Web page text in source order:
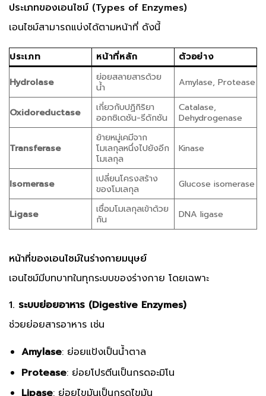
ประเภทของเอนไซม์ (Types of Enzymes)
เอนไซม์สามารถแบ่งได้ตามหน้าที่ ดังนี้
ประเภท หน้าที่หลัก
ตัวอย่าง
Hydrolase
ย่อยสลายสารด้วย
น้ำ
Amylase, Protease
Oxidoreductase
เกี่ยวกับปฏิกิริยา
ออกซิเดชัน-รีดักชัน
Catalase,
Dehydrogenase
Transferase
ย้ายหมู่เคมีจาก
โมเลกุลหนึ่งไปยังอีก
โมเลกุล
Kinase
Isomerase
เปลี่ยนโครงสร้าง
ของโมเลกุล
Glucose isomerase
Ligase
เชื่อมโมเลกุลเข้าด้วย
กัน
DNA ligase
หน้าที่ของเอนไซม์ในร่างกายมนุษย์
เอนไซม์มีบทบาทในทุกระบบของร่างกาย โดยเฉพาะ
1. ระบบย่อยอาหาร (Digestive Enzymes)
ช่วยย่อยสารอาหาร เช่น
Amylase: ย่อยแป้งเป็นน้ำตาล
Protease: ย่อยโปรตีนเป็นกรดอะมิโน